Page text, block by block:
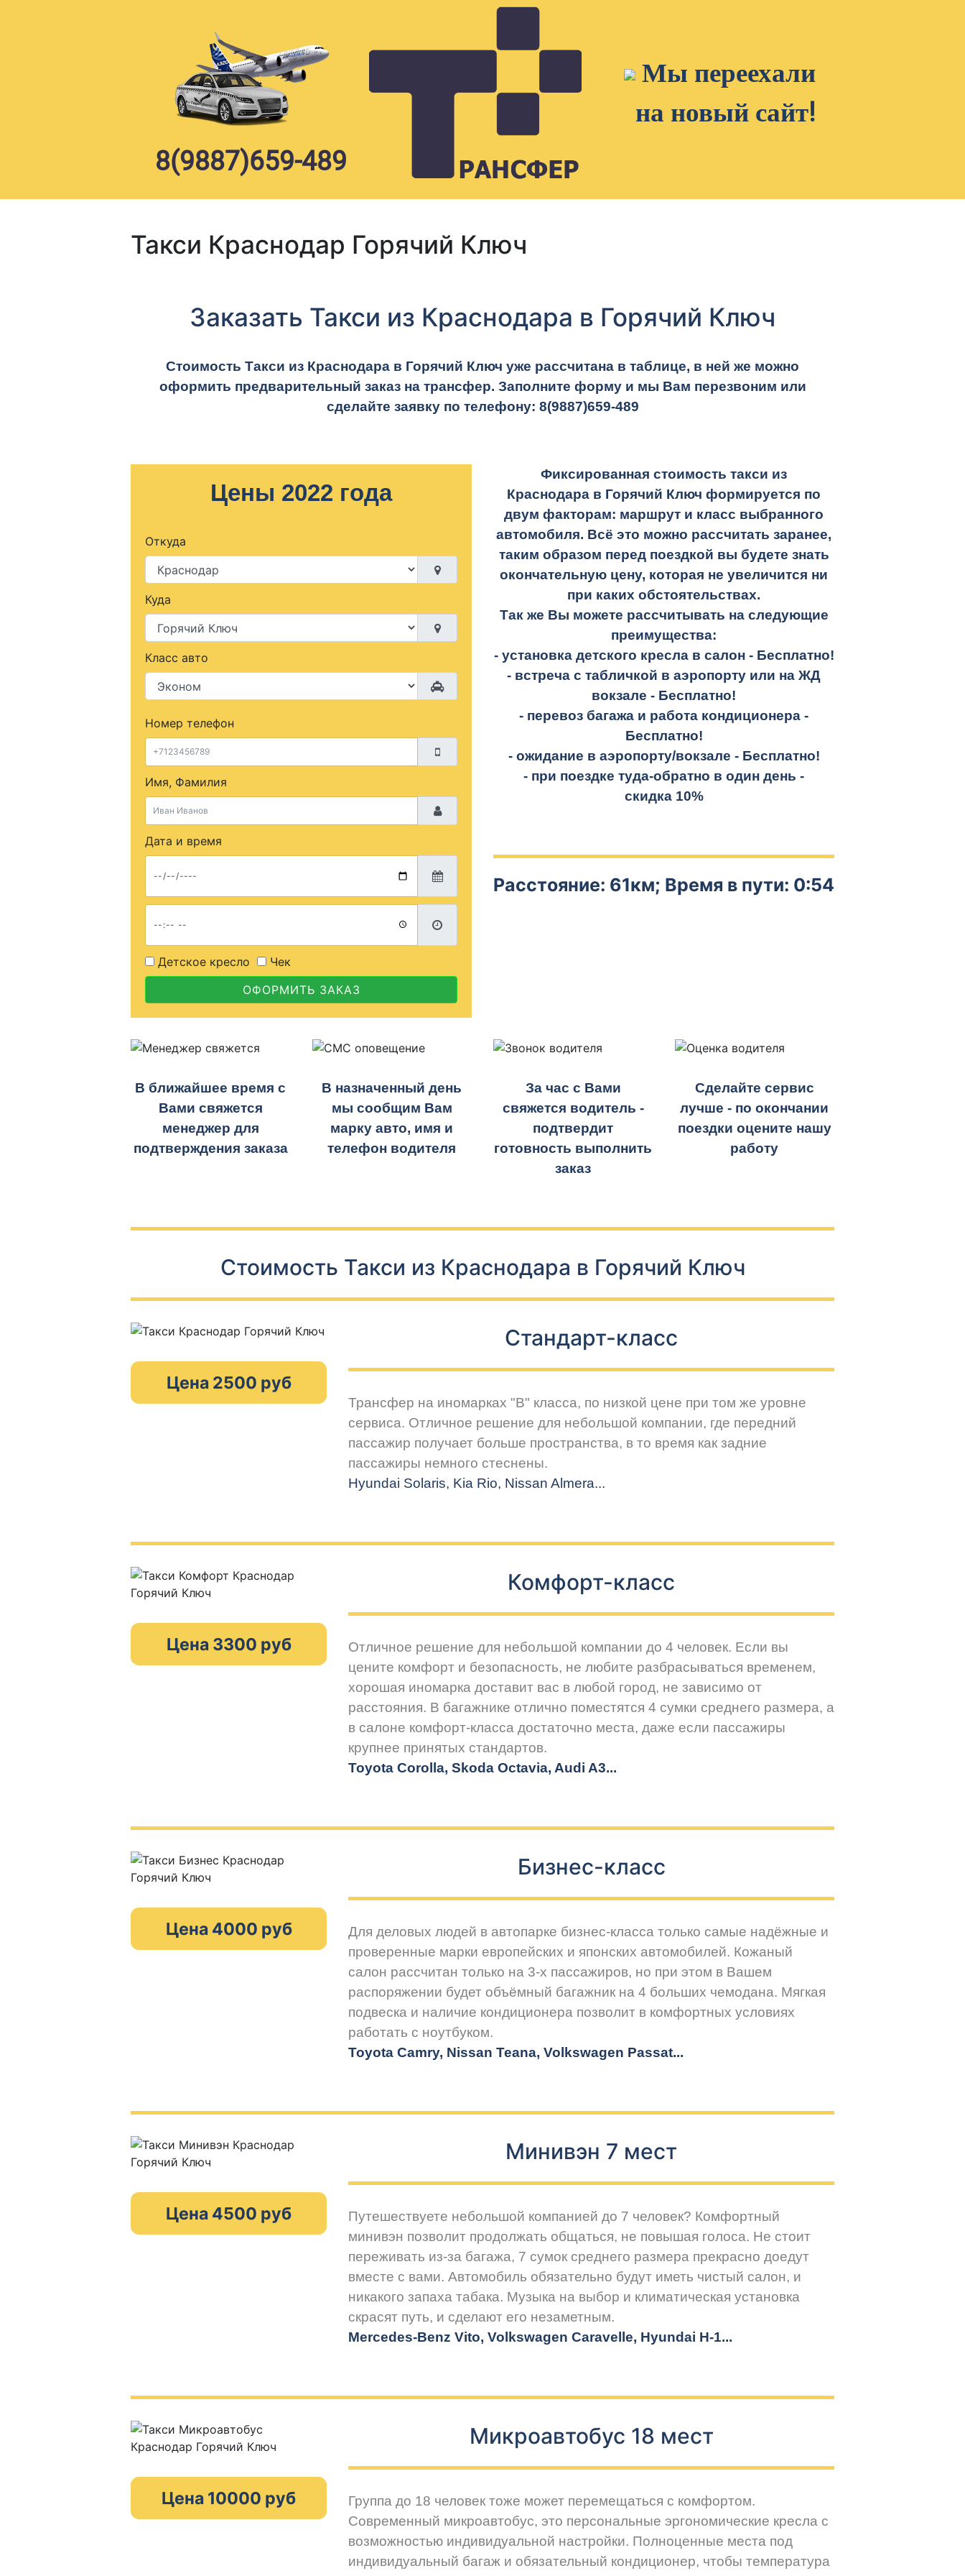
8(9887)659-489
Мы переехали
на новый сайт!
Такси Краснодар Горячий Ключ
Заказать Такси из Краснодара в Горячий Ключ
Стоимость Такси из Краснодара в Горячий Ключ уже рассчитана в таблице, в ней же можно
оформить предварительный заказ на трансфер. Заполните форму и мы Вам перезвоним или
сделайте заявку по телефону: 8(9887)659-489
Цены 2022 года
Откуда
Куда
Класс авто
Номер телефон
Имя, Фамилия
Дата и время
Детское кресло
Чек
ОФОРМИТЬ ЗАКАЗ
Фиксированная стоимость такси из
Краснодара в Горячий Ключ формируется по
двум факторам: маршрут и класс выбранного
автомобиля. Всё это можно рассчитать заранее,
таким образом перед поездкой вы будете знать
окончательную цену, которая не увеличится ни
при каких обстоятельствах.
Так же Вы можете рассчитывать на следующие
преимущества:
- установка детского кресла в салон - Бесплатно!
- встреча с табличкой в аэропорту или на ЖД
вокзале - Бесплатно!
- перевоз багажа и работа кондиционера -
Бесплатно!
- ожидание в аэропорту/вокзале - Бесплатно!
- при поездке туда-обратно в один день -
скидка 10%
Расстояние: 61км; Время в пути: 0:54
В ближайшее время с
Вами свяжется
менеджер для
подтверждения заказа
В назначенный день
мы сообщим Вам
марку авто, имя и
телефон водителя
За час с Вами
свяжется водитель -
подтвердит
готовность выполнить
заказ
Сделайте сервис
лучше - по окончании
поездки оцените нашу
работу
Стоимость Такси из Краснодара в Горячий Ключ
Цена 2500 руб
Стандарт-класс
Трансфер на иномарках "В" класса, по низкой цене при том же уровне
сервиса. Отличное решение для небольшой компании, где передний
пассажир получает больше пространства, в то время как задние
пассажиры немного стеснены.
Hyundai Solaris, Kia Rio, Nissan Almera...
Цена 3300 руб
Комфорт-класс
Отличное решение для небольшой компании до 4 человек. Если вы
цените комфорт и безопасность, не любите разбрасываться временем,
хорошая иномарка доставит вас в любой город, не зависимо от
расстояния. В багажнике отлично поместятся 4 сумки среднего размера, а
в салоне комфорт-класса достаточно места, даже если пассажиры
крупнее принятых стандартов.
Toyota Corolla, Skoda Octavia, Audi A3...
Цена 4000 руб
Бизнес-класс
Для деловых людей в автопарке бизнес-класса только самые надёжные и
проверенные марки европейских и японских автомобилей. Кожаный
салон рассчитан только на 3-х пассажиров, но при этом в Вашем
распоряжении будет объёмный багажник на 4 больших чемодана. Мягкая
подвеска и наличие кондиционера позволит в комфортных условиях
работать с ноутбуком.
Toyota Camry, Nissan Teana, Volkswagen Passat...
Цена 4500 руб
Минивэн 7 мест
Путешествуете небольшой компанией до 7 человек? Комфортный
минивэн позволит продолжать общаться, не повышая голоса. Не стоит
переживать из-за багажа, 7 сумок среднего размера прекрасно доедут
вместе с вами. Автомобиль обязательно будут иметь чистый салон, и
никакого запаха табака. Музыка на выбор и климатическая установка
скрасят путь, и сделают его незаметным.
Mercedes-Benz Vito, Volkswagen Caravelle, Hyundai H-1...
Цена 10000 руб
Микроавтобус 18 мест
Группа до 18 человек тоже может перемещаться с комфортом.
Современный микроавтобус, это персональные эргономические кресла с
возможностью индивидуальной настройки. Полноценные места под
индивидуальный багаж и обязательный кондиционер, чтобы температура